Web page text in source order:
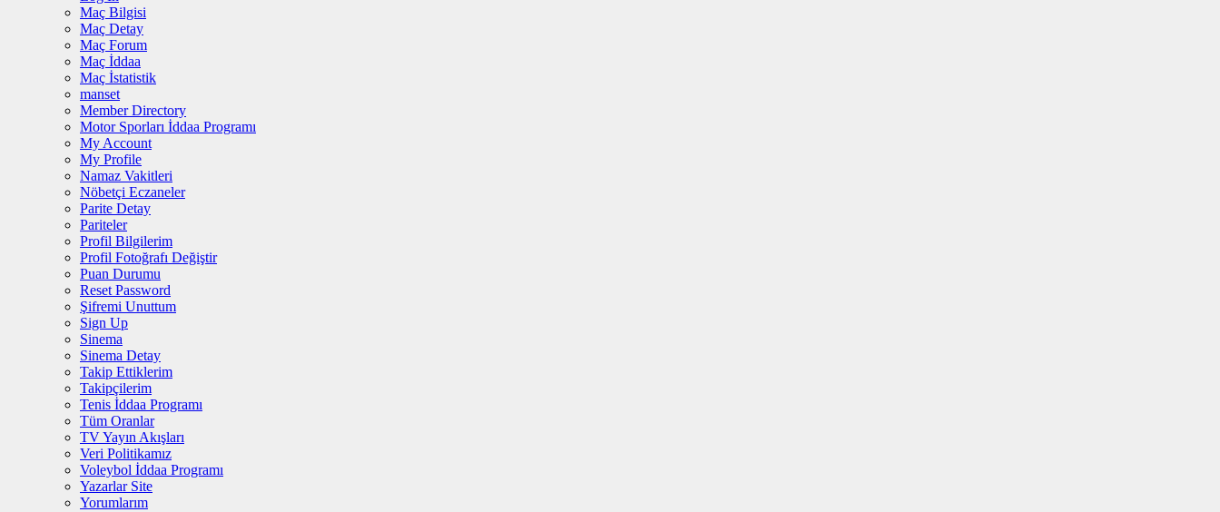
Maç Bilgisi
Maç Detay
Maç Forum
Maç İddaa
Maç İstatistik
manset
Member Directory
Motor Sporları İddaa Programı
My Account
My Profile
Namaz Vakitleri
Nöbetçi Eczaneler
Parite Detay
Pariteler
Profil Bilgilerim
Profil Fotoğrafı Değiştir
Puan Durumu
Reset Password
Şifremi Unuttum
Sign Up
Sinema
Sinema Detay
Takip Ettiklerim
Takipçilerim
Tenis İddaa Programı
Tüm Oranlar
TV Yayın Akışları
Veri Politikamız
Voleybol İddaa Programı
Yazarlar Site
Yorumlarım